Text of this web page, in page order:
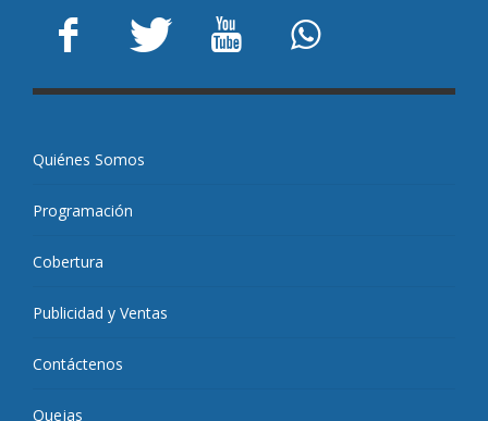
Quiénes Somos
Programación
Cobertura
Publicidad y Ventas
Contáctenos
Quejas